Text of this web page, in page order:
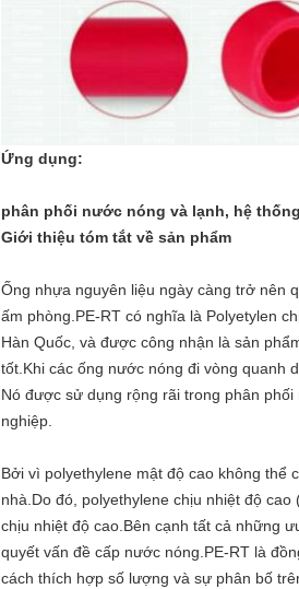
Ứng dụng:
phân phối nước nóng và lạnh, hệ
Giới thiệu tóm tắt về sản phẩm
Ống nhựa nguyên liệu ngày càng trở nên
ấm phòng.PE-RT có nghĩa là Polyetylen
Hàn Quốc, và được công nhận là sản
tốt.Khi các ống nước nóng đi vòng quanh
Nó được sử dụng rộng rãi trong phân
nghiệp.
Bởi vì polyethylene mật độ cao không thể
nhà.Do đó, polyethylene chịu nhiệt độ
chịu nhiệt độ cao.Bên cạnh tất cả những
quyết vấn đề cấp nước nóng.PE-RT là
cách thích hợp số lượng và sự phân bố